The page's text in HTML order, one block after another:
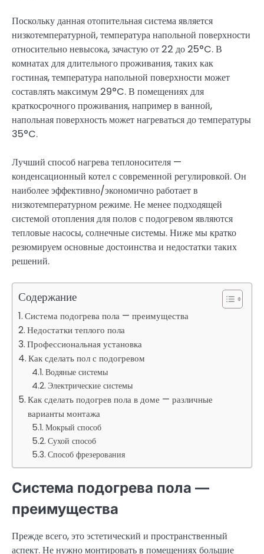
Поскольку данная отопительная система является
низкотемпературной, температура напольной поверхности
относительно невысока, зачастую от 22 до 25°C. В
комнатах для длительного проживания, таких как
гостиная, температура напольной поверхности может
составлять максимум 29°C. В помещениях для
краткосрочного проживания, например в ванной,
напольная поверхность может нагреваться до температуры
35°C.
Лучший способ нагрева теплоносителя —
конденсационный котел с современной регулировкой. Он
наиболее эффективно/экономично работает в
низкотемпературном режиме. Не менее подходящей
системой отопления для полов с подогревом являются
тепловые насосы, солнечные системы. Ниже мы кратко
резюмируем основные достоинства и недостатки таких
решений.
Содержание
Система подогрева пола — преимущества
Недостатки теплого пола
Профессиональная установка
Как сделать пол с подогревом
Водяные системы
Электрические системы
Как сделать подогрев пола в доме — различные
варианты монтажа
Мокрый способ
Сухой способ
Способ фрезерования
Система подогрева пола —
преимущества
Прежде всего, это эстетический и пространственный
аспект. Не нужно монтировать в помещениях большие